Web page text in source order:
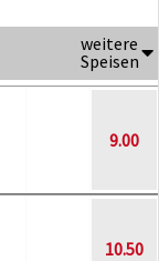
weitere
Speisen
9.00
10.50